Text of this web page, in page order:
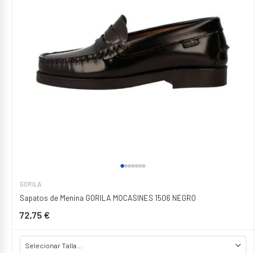
GORILA
Sapatos de Menina GORILA MOCASINES 1506 NEGRO
72,75 €